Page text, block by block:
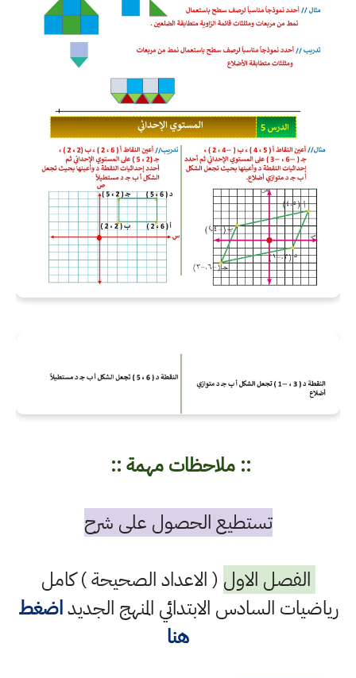
:: ملاحظات مهمة ::
تستطيع الحصول على شرح
الفصل الاول ( الاعداد الصحيحة ) كامل
رياضيات السادس الابتدائي المنهج الجديداضغط
هنا